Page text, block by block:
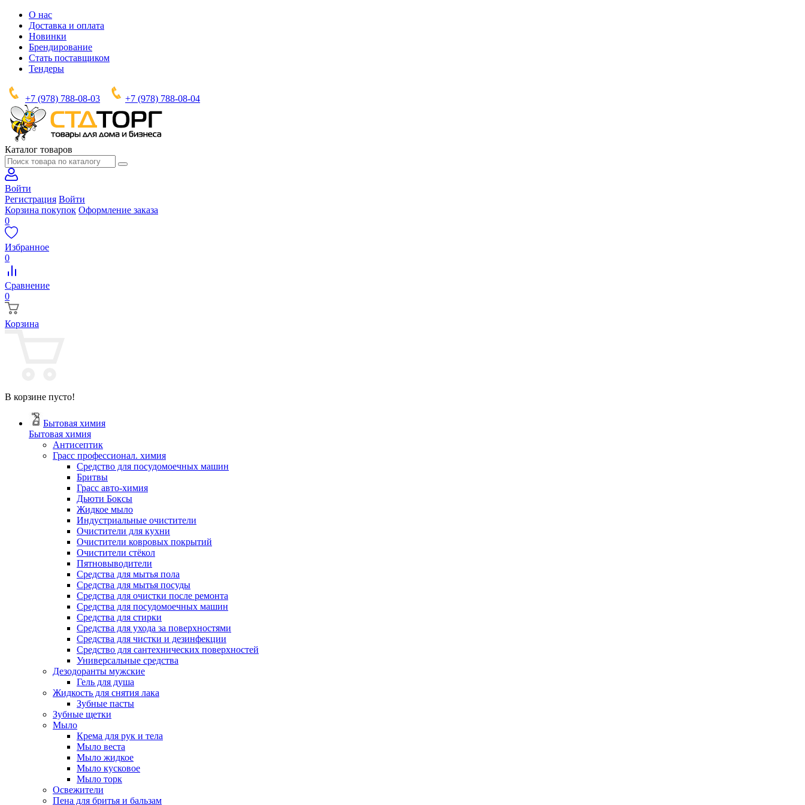
О нас
Доставка и оплата
Новинки
Брендирование
Стать поставщиком
Тендеры
+7 (978) 788-08-03 +7 (978) 788-08-04
Каталог товаров
Войти
Регистрация Войти
Корзина покупок Оформление заказа
0
Избранное
0
Сравнение
0
Корзина
В корзине пусто!
Бытовая химия
Бытовая химия
Антисептик
Грасс профессионал. химия
Cредство для посудомоечных машин
Бритвы
Грасс авто-химия
Дьюти Боксы
Жидкое мыло
Индустриальные очистители
Очистители для кухни
Очистители ковровых покрытий
Очистители стёкол
Пятновыводители
Средства для мытья пола
Средства для мытья посуды
Средства для очистки после ремонта
Средства для посудомоечных машин
Средства для стирки
Средства для ухода за поверхностями
Средства для чистки и дезинфекции
Средство для сантехнических поверхностей
Универсальные средства
Дезодоранты мужские
Гель для душа
Жидкость для снятия лака
Зубные пасты
Зубные щетки
Мыло
Крема для рук и тела
Мыло веста
Мыло жидкое
Мыло кусковое
Мыло торк
Освежители
Пена для бритья и бальзам